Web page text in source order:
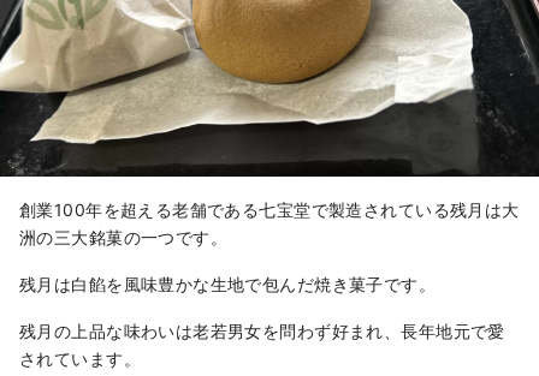
創業100年を超える老舗である七宝堂で製造されている残月は大
洲の三大銘菓の一つです。
残月は白餡を風味豊かな生地で包んだ焼き菓子です。
残月の上品な味わいは老若男女を問わず好まれ、長年地元で愛
されています。